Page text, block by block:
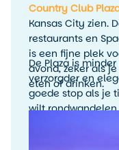
Country Club
Kansas City zien.
restaurants en
is een fijne plek
avond, zeker als
eten of drinken.
De Plaza is
verzorgder en
goede stop als je
wilt